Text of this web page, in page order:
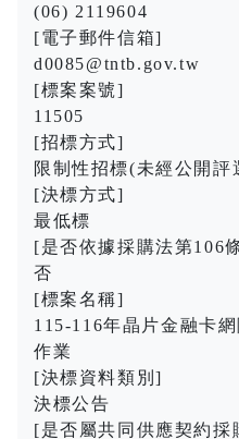
(06) 2119604
[電子郵件信箱]
d0085@tntb.gov.tw
[標案案號]
11505
[招標方式]
限制性招標(未經公開評
[決標方式]
最低標
[是否依據採購法第106
否
[標案名稱]
115-116年晶片金融卡
作業
[決標資料類別]
決標公告
[是否屬共同供應契約採